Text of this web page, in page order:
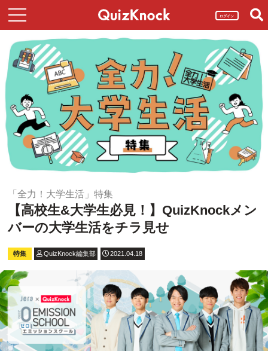
ログイン
「全力！大学生活」特集
【高校生&大学生必見！】QuizKnockメン
バーの大学生活をチラ見せ
特集 QuizKnock編集部 2021.04.18